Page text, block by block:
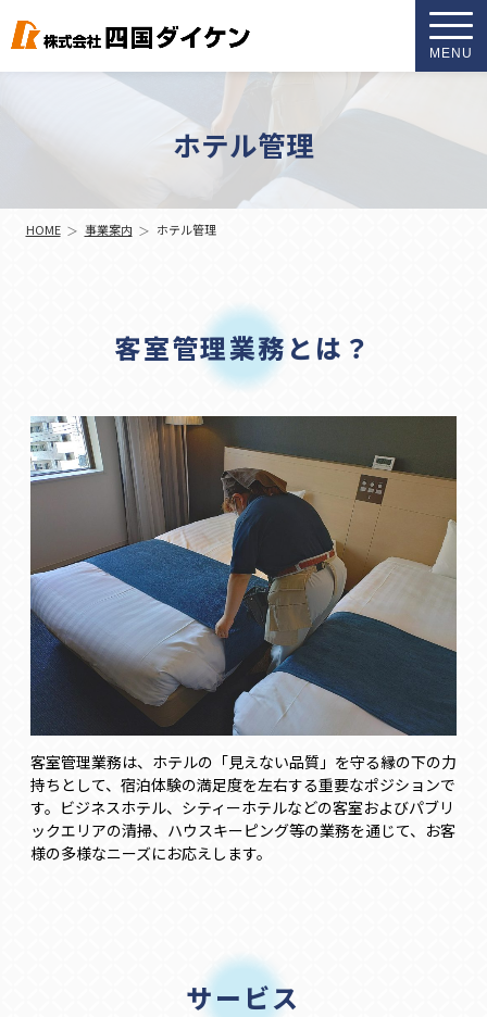
MENU
ホテル管理
HOME 事業案内 ホテル管理
客室管理業務とは？
客室管理業務は、ホテルの「見えない品質」を守る縁の下の力
持ちとして、宿泊体験の満足度を左右する重要なポジションで
す。ビジネスホテル、シティーホテルなどの客室およびパブリ
ックエリアの清掃、ハウスキーピング等の業務を通じて、お客
様の多様なニーズにお応えします。
サービス